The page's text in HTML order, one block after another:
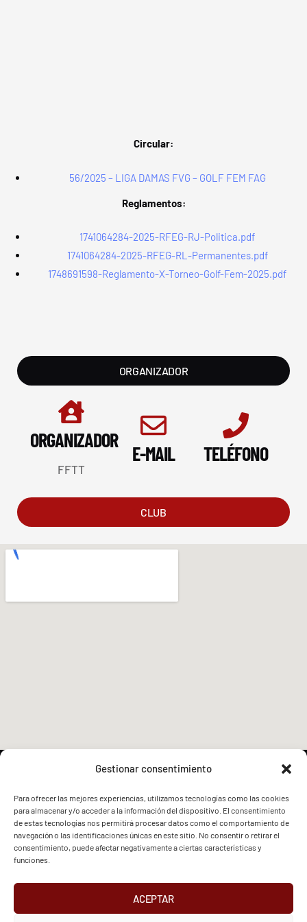
Gestionar consentimiento
Para ofrecer las mejores experiencias, utilizamos tecnologías como las cookies
para almacenar y/o acceder a la información del dispositivo. El consentimiento
de estas tecnologías nos permitirá procesar datos como el comportamiento de
navegación o las identificaciones únicas en este sitio. No consentir o retirar el
consentimiento, puede afectar negativamente a ciertas características y
funciones.
ACEPTAR
Circular:
56/2025 – LIGA DAMAS FVG – GOLF FEM FAG
Reglamentos:
1741064284-2025-RFEG-RJ-Politica.pdf
1741064284-2025-RFEG-RL-Permanentes.pdf
1748691598-Reglamento-X-Torneo-Golf-Fem-2025.pdf
ORGANIZADOR
CLUB
ORGANIZADOR
FFTT
E-MAIL TELÉFONO
FVG - BGF FVG - BGF